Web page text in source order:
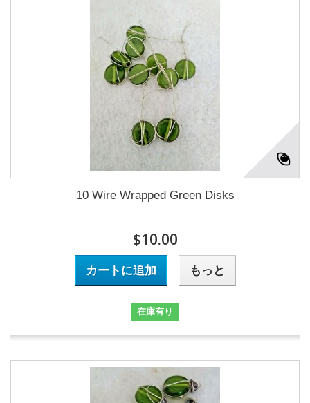
10 Wire Wrapped Green Disks
$10.00
カートに追加 もっと
在庫有り